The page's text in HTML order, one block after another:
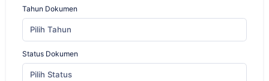
Tahun Dokumen
Pilih Tahun
Status Dokumen
Pilih Status